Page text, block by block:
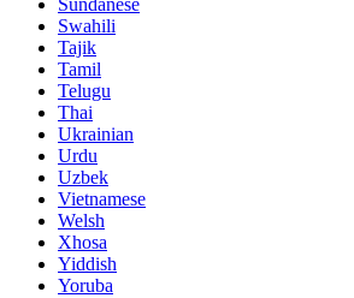
Sundanese
Swahili
Tajik
Tamil
Telugu
Thai
Ukrainian
Urdu
Uzbek
Vietnamese
Welsh
Xhosa
Yiddish
Yoruba